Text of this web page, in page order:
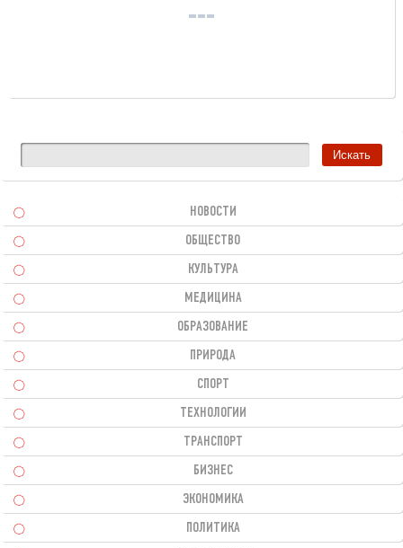
НОВОСТИ
ОБЩЕСТВО
КУЛЬТУРА
МЕДИЦИНА
ОБРАЗОВАНИЕ
ПРИРОДА
СПОРТ
ТЕХНОЛОГИИ
ТРАНСПОРТ
БИЗНЕС
ЭКОНОМИКА
ПОЛИТИКА